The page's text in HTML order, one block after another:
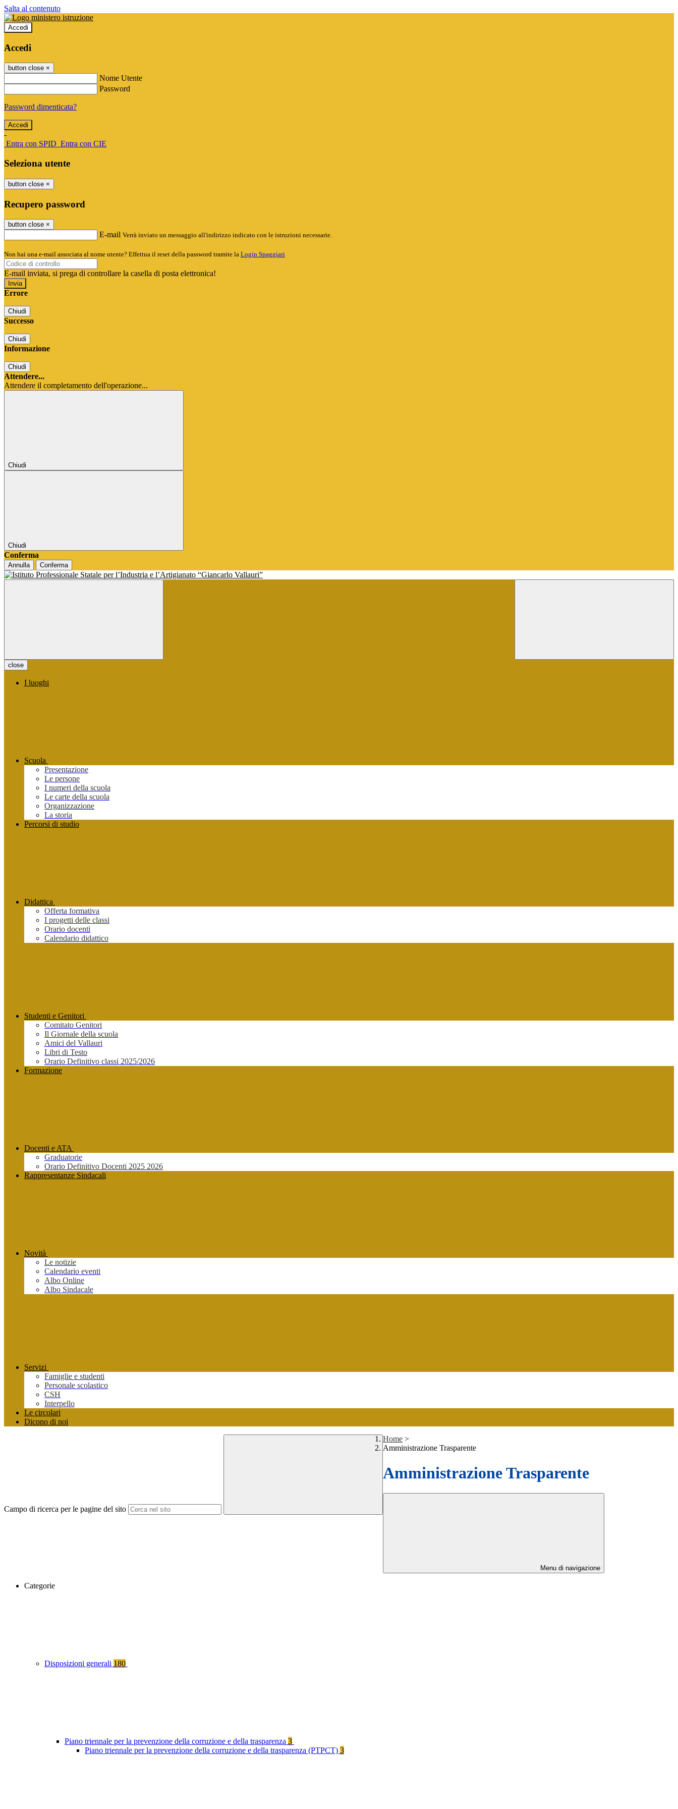
Salta al contenuto
Accedi
Accedi
button close ×
Nome Utente
Password
Password dimenticata?
-
Entra con SPID Entra con CIE
Seleziona utente
button close ×
Recupero password
button close ×
E-mail Verrà inviato un messaggio all'indirizzo indicato con le istruzioni necessarie.
Non hai una e-mail associata al nome utente? Effettua il reset della password tramite la Login Spaggiari
E-mail inviata, si prega di controllare la casella di posta elettronica!
Errore
Chiudi
Successo
Chiudi
Informazione
Chiudi
Attendere...
Attendere il completamento dell'operazione...
Chiudi
Chiudi
Conferma
Annulla Conferma
close
I luoghi
Scuola
Presentazione
Le persone
I numeri della scuola
Le carte della scuola
Organizzazione
La storia
Percorsi di studio
Didattica
Offerta formativa
I progetti delle classi
Orario docenti
Calendario didattico
Studenti e Genitori
Comitato Genitori
Il Giornale della scuola
Amici del Vallauri
Libri di Testo
Orario Definitivo classi 2025/2026
Formazione
Docenti e ATA
Graduatorie
Orario Definitivo Docenti 2025 2026
Rappresentanze Sindacali
Novità
Le notizie
Calendario eventi
Albo Online
Albo Sindacale
Servizi
Famiglie e studenti
Personale scolastico
CSH
Interpello
Le circolari
Dicono di noi
Campo di ricerca per le pagine del sito
Home >
Amministrazione Trasparente
Amministrazione Trasparente
Menu di navigazione
Categorie
Disposizioni generali 180
Piano triennale per la prevenzione della corruzione e della trasparenza 3
Piano triennale per la prevenzione della corruzione e della trasparenza (PTPCT) 3